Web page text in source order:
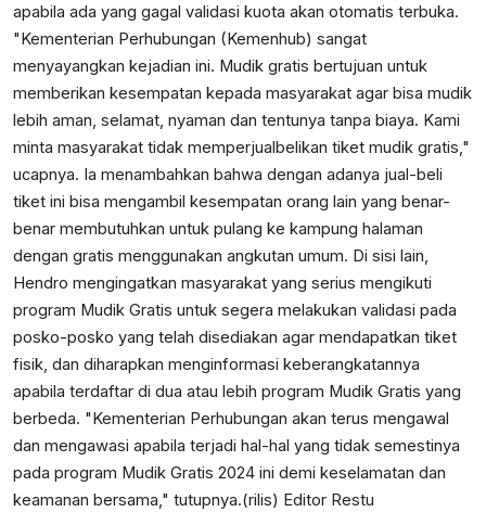
apabila ada yang gagal validasi kuota akan otomatis terbuka.
"Kementerian Perhubungan (Kemenhub) sangat
menyayangkan kejadian ini. Mudik gratis bertujuan untuk
memberikan kesempatan kepada masyarakat agar bisa mudik
lebih aman, selamat, nyaman dan tentunya tanpa biaya. Kami
minta masyarakat tidak memperjualbelikan tiket mudik gratis,"
ucapnya. Ia menambahkan bahwa dengan adanya jual-beli
tiket ini bisa mengambil kesempatan orang lain yang benar-
benar membutuhkan untuk pulang ke kampung halaman
dengan gratis menggunakan angkutan umum. Di sisi lain,
Hendro mengingatkan masyarakat yang serius mengikuti
program Mudik Gratis untuk segera melakukan validasi pada
posko-posko yang telah disediakan agar mendapatkan tiket
fisik, dan diharapkan menginformasi keberangkatannya
apabila terdaftar di dua atau lebih program Mudik Gratis yang
berbeda. "Kementerian Perhubungan akan terus mengawal
dan mengawasi apabila terjadi hal-hal yang tidak semestinya
pada program Mudik Gratis 2024 ini demi keselamatan dan
keamanan bersama," tutupnya.(rilis) Editor Restu